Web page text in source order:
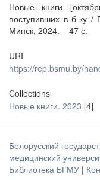
Новые книги
поступивших в б-ку /
Минск, 2024. – 47 с.
URI
https://rep.bsmu.by/
Collections
Новые книги. 2023 [4]
Белорусский
медицинский
Библиотека БГМУ |